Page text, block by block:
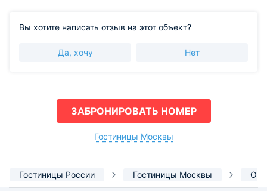
Вы хотите написать отзыв на этот объект?
Да, хочу Нет
ЗАБРОНИРОВАТЬ НОМЕР
Гостиницы Москвы
Гостиницы России Гостиницы Москвы